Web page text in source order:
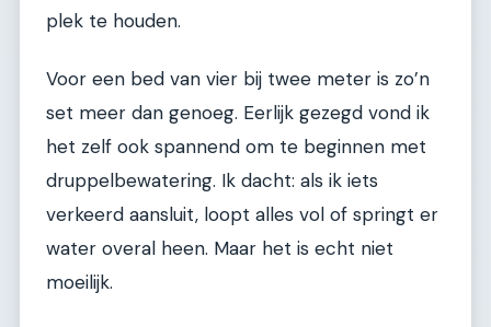
plek te houden.
Voor een bed van vier bij twee meter is zo’n
set meer dan genoeg. Eerlijk gezegd vond ik
het zelf ook spannend om te beginnen met
druppelbewatering. Ik dacht: als ik iets
verkeerd aansluit, loopt alles vol of springt er
water overal heen. Maar het is echt niet
moeilijk.